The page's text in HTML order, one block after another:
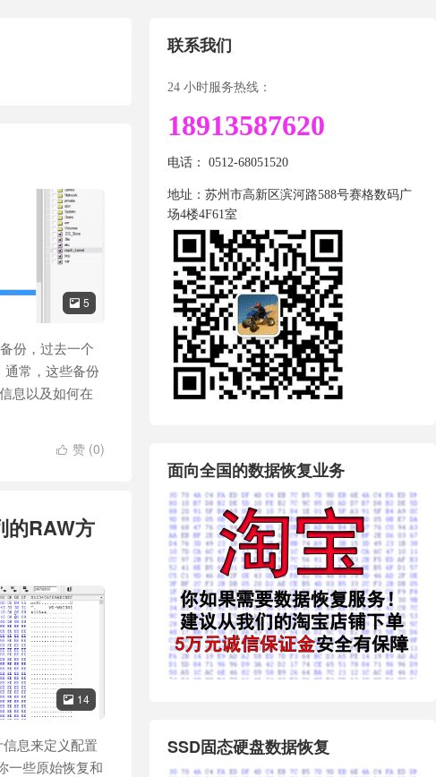
 5
份，过去一个
通常，这些备份
息以及如何在
 赞 (0)
的RAW方
 14
息来定义配置
一些原始恢复和
联系我们
24 小时服务热线：
18913587620
电话： 0512-68051520
地址：苏州市高新区滨河路588号赛格数码广
场4楼4F61室
面向全国的数据恢复业务
SSD固态硬盘数据恢复